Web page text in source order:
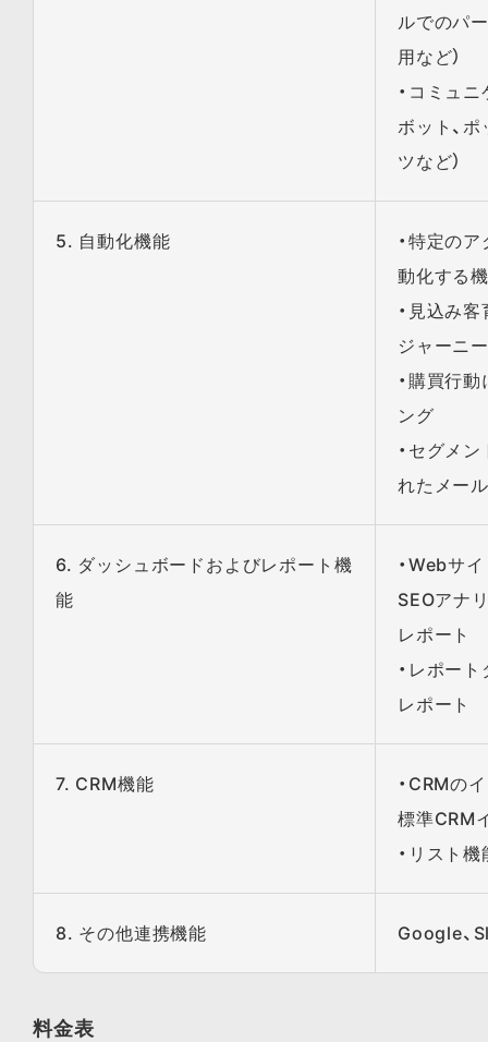
ルでのパ
用など）
・コミュ
ボット、
ツなど）
5. 自動化機能
・特定の
動化する
・見込み
ジャーニ
・購買行
ング
・セグメ
れたメー
6. ダッシュボードおよびレポート機
能
・Webサ
SEOアナ
レポート
・レポー
レポート
7. CRM機能
・CRMの
標準CRM
・リスト機
8. その他連携機能 Google、
料金表